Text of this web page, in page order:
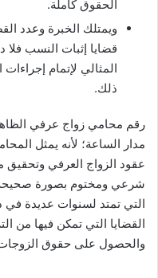
الحقوق كاملة.
ويمتلك الخبرة وعدد
قضايا إثبات النسب
المثالي لإتمام
ذلك.
رقم محامي زواج عرفي
مدار الساعة؛ لأنه يمثل
عقود الزواج العرفي
شرعي ومختوم بصورة صحيحة،
التي تمتد لسنوات عديدة في
القضايا التي تمكن فيها من
والحصول على حقوق الزوجات